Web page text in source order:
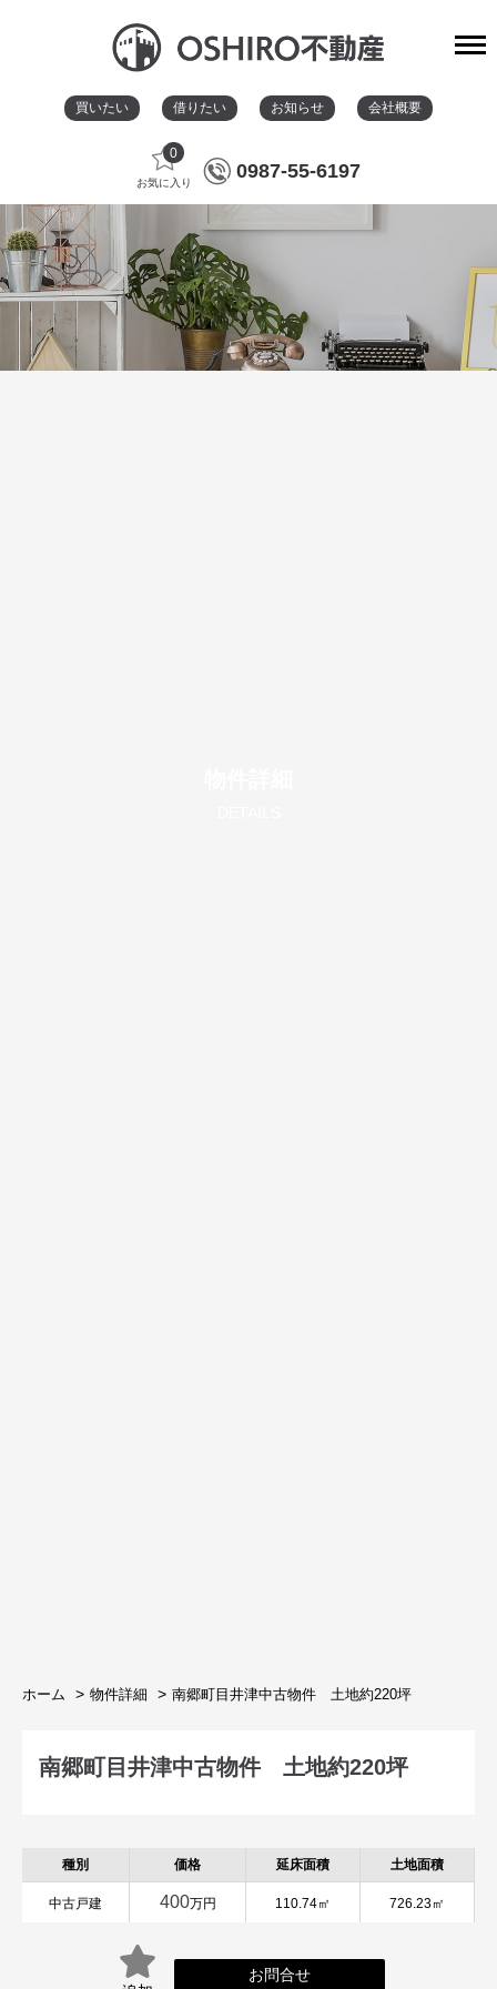
買いたい 借りたい お知らせ 会社概要
0
お気に入り
0987-55-6197
ホーム 物件詳細 南郷町目井津中古物件 土地約220坪
南郷町目井津中古物件 土地約220坪
種別 価格 延床面積 土地面積
中古戸建 400万円 110.74㎡ 726.23㎡
お問合せ